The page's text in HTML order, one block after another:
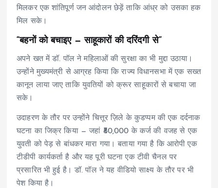
मिलकर एक शांतिपूर्ण जन आंदोलन छेड़ें ताकि आंध्र को उसका हक
मिल सके।
“बहनों को बचाइए — साहूकारों की दरिंदगी से”
अपने खत में डॉ. पॉल ने महिलाओं की सुरक्षा का भी मुद्दा उठाया।
उन्होंने मुख्यमंत्री से आग्रह किया कि राज्य विधानसभा में एक सख्त
कानून लाया जाए ताकि युवतियों को क्रूर साहूकारों से बचाया जा
सके।
उदाहरण के तौर पर उन्होंने चित्तूर ज़िले के कुडप्पम की एक दर्दनाक
घटना का जिक्र किया — जहां ₹80,000 के कर्ज की वजह से एक
युवती को पेड़ से बांधकर मारा गया। बताया गया है कि आरोपी एक
टीडीपी कार्यकर्ता है और यह पूरी घटना एक टीवी चैनल पर
प्रसारित भी हुई है। डॉ. पॉल ने यह वीडियो साक्ष्य के तौर पर भी
पेश किया है।